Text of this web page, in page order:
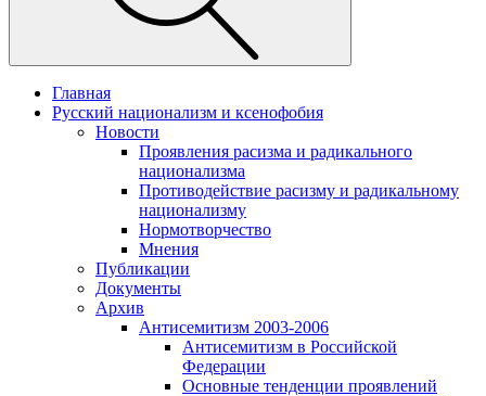
Главная
Русский национализм и ксенофобия
Новости
Проявления расизма и радикального
национализма
Противодействие расизму и радикальному
национализму
Нормотворчество
Мнения
Публикации
Документы
Архив
Антисемитизм 2003-2006
Антисемитизм в Российской
Федерации
Основные тенденции проявлений